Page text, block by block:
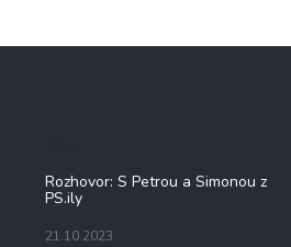
Rozhovor: S Petrou a Simonou z
PS.ily
21.10.2023